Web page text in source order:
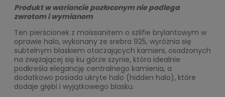
Produkt w wariancie pozłoconym nie podlega
zwrotom i wymianom
Ten pierścionek z moissanitem o szlifie brylantowym w
oprawie halo, wykonany ze srebra 925, wyróżnia się
subtelnym blaskiem otaczających kamieni, osadzonych
na zwężającej się ku górze szynie, która idealnie
podkreśla elegancję centralnego kamienia, a
dodatkowo posiada ukryte halo (hidden halo), które
dodaje głębi i wyjątkowego blasku.